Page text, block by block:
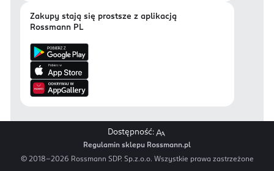
Zakupy stają się prostsze z aplikacją
Rossmann PL
Dostępność:
Regulamin sklepu Rossmann.pl
© 2018-2026 Rossmann SDP. Sp.z.o.o. Wszystkie prawa zastrzeżone